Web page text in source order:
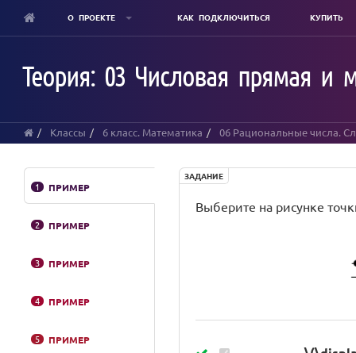
content
О ПРОЕКТЕ КАК ПОДКЛЮЧИТЬСЯ КУПИТЬ
Теория: 03 Числовая прямая и
Классы 6 класс. Математика 06 Рациональные числа.
1 ПРИМЕР
2 ПРИМЕР
3 ПРИМЕР
4 ПРИМЕР
5 ПРИМЕР
ЗАДАНИЕ
Выберите на рисунке